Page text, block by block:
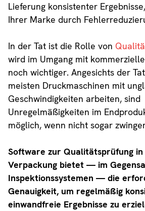
Lieferung konsistenter
Ihrer Marke durch
In der Tat ist die Rolle von
wird im Umgang mit
noch wichtiger. Angesichts der
meisten Druckmaschinen mit
Geschwindigkeiten arbeiten, sind
Unregelmäßigkeiten im
möglich, wenn nicht sogar
Software zur Qualitätsprüfung
Verpackung bietet — im
Inspektionssystemen — die
Genauigkeit, um regelmäßig
einwandfreie Ergebnisse zu